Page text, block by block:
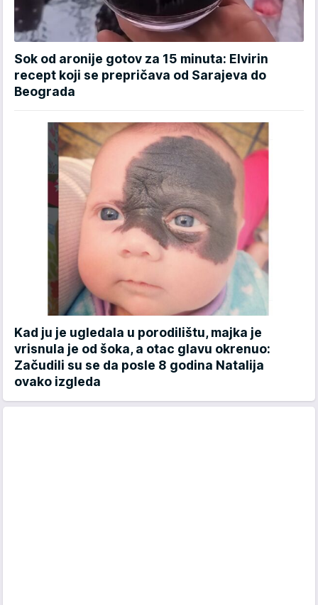
Sok od aronije gotov za 15 minuta: Elvirin
recept koji se prepričava od Sarajeva do
Beograda
Kad ju je ugledala u porodilištu, majka je
vrisnula je od šoka, a otac glavu okrenuo:
Začudili su se da posle 8 godina Natalija
ovako izgleda